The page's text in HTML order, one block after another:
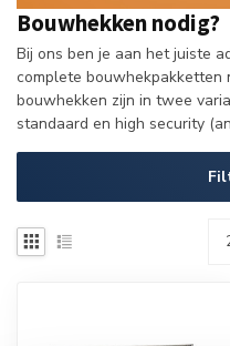
Bouwhekken nodig?
Bij ons ben je aan het juiste
complete bouwhekpakketten
bouwhekken zijn in twee
standaard en high security